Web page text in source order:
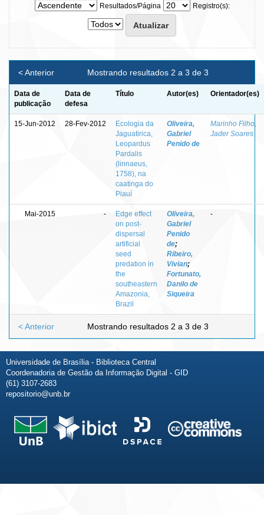
Resultados/Página
Registro(s):
Mostrando resultados 2 a 3 de 3
< Anterior
Data de
publicação
Data de
defesa
Título Autor(es) Orientador(es)
15-Jun-2012 28-Fev-2012
Ecologia da
Jaguatirica,
Leopardus
Pardalis
(linnaeus,
1758), na
caatinga do
Piauí
Oliveira,
Gabriel
Penido de
Marinho Filho,
Jader Soares
Mai-2015 -
Edge effect
on post-
dispersal
artificial
seed
predation in
the
southeastern
Amazonia,
Brazil
Oliveira,
Gabriel
Penido
de;
Ribeiro,
Vivian;
Fortunato,
Danilo de
Siqueira
-
Mostrando resultados 2 a 3 de 3
< Anterior
Universidade de Brasília - Biblioteca Central
Coordenadoria de Gestão da Informação Digital - GID
(61) 3107-2683
repositorio@unb.br